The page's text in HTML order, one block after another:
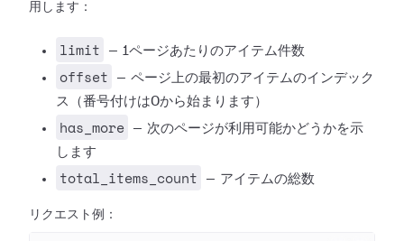
用します：
limit — 1ページあたりのアイテム件数
offset
— ページ上の最初のアイテムのインデック
ス（番号付けは0から始まります）
has_more
— 次のページが利用可能かどうかを示
します
total_items_count — アイテムの総数
リクエスト例：